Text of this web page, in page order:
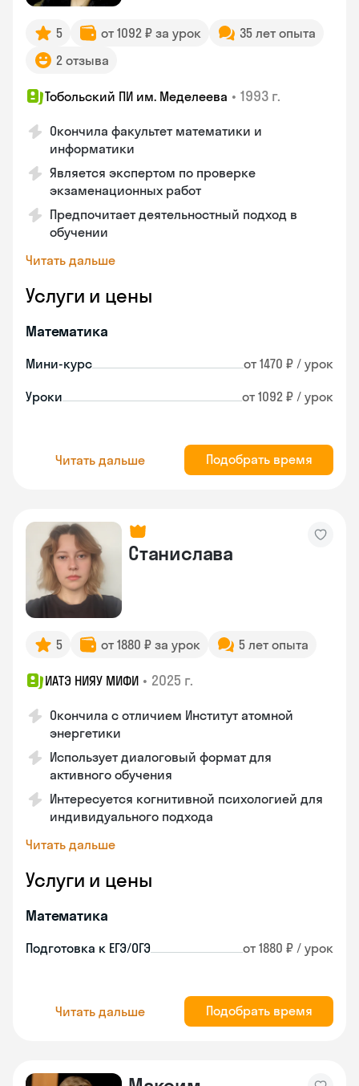
5 от 1092 ₽ за урок
35 лет опыта
2 отзыва
Тобольский ПИ им. Меделеева • 1993 г.
Окончила факультет математики и
информатики
Является экспертом по проверке
экзаменационных работ
Предпочитает деятельностный подход в
обучении
Читать дальше
Услуги и цены
Математика
Мини-курс от 1470 ₽ / урок
Уроки от 1092 ₽ / урок
Читать дальше Подобрать время
Станислава
5 от 1880 ₽ за урок 5 лет опыта
ИАТЭ НИЯУ МИФИ • 2025 г.
Окончила с отличием Институт атомной
энергетики
Использует диалоговый формат для
активного обучения
Интересуется когнитивной психологией для
индивидуального подхода
Читать дальше
Услуги и цены
Математика
Подготовка к ЕГЭ/ОГЭ от 1880 ₽ / урок
Читать дальше Подобрать время